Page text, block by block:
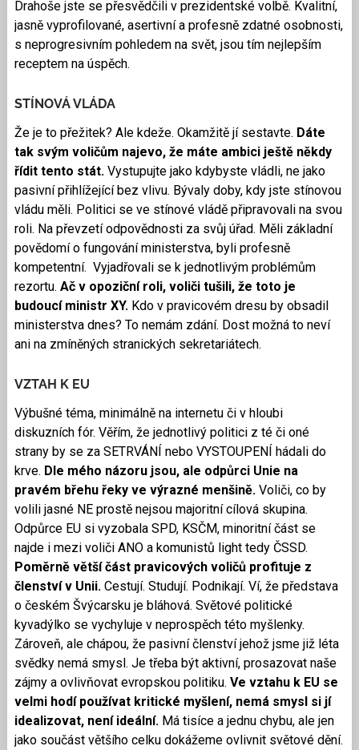
Drahoše jste se přesvědčili v prezidentské volbě. Kvalitní,
jasně vyprofilované, asertivní a profesně zdatné osobnosti,
s neprogresivním pohledem na svět, jsou tím nejlepším
receptem na úspěch.
STÍNOVÁ VLÁDA
Že je to přežitek? Ale kdeže. Okamžitě jí sestavte. Dáte
tak svým voličům najevo, že máte ambici ještě někdy
řídit tento stát. Vystupujte jako kdybyste vládli, ne jako
pasivní přihlížející bez vlivu. Bývaly doby, kdy jste stínovou
vládu měli. Politici se ve stínové vládě připravovali na svou
roli. Na převzetí odpovědnosti za svůj úřad. Měli základní
povědomí o fungování ministerstva, byli profesně
kompetentní. Vyjadřovali se k jednotlivým problémům
rezortu. Ač v opoziční roli, voliči tušili, že toto je
budoucí ministr XY. Kdo v pravicovém dresu by obsadil
ministerstva dnes? To nemám zdání. Dost možná to neví
ani na zmíněných stranických sekretariátech.
VZTAH K EU
Výbušné téma, minimálně na internetu či v hloubi
diskuzních fór. Věřím, že jednotlivý politici z té či oné
strany by se za SETRVÁNÍ nebo VYSTOUPENÍ hádali do
krve. Dle mého názoru jsou, ale odpůrci Unie na
pravém břehu řeky ve výrazné menšině. Voliči, co by
volili jasné NE prostě nejsou majoritní cílová skupina.
Odpůrce EU si vyzobala SPD, KSČM, minoritní část se
najde i mezi voliči ANO a komunistů light tedy ČSSD.
Poměrně větší část pravicových voličů profituje z
členství v Unii. Cestují. Studují. Podnikají. Ví, že představa
o českém Švýcarsku je bláhová. Světové politické
kyvadýlko se vychyluje v neprospěch této myšlenky.
Zároveň, ale chápou, že pasivní členství jehož jsme již léta
svědky nemá smysl. Je třeba být aktivní, prosazovat naše
zájmy a ovlivňovat evropskou politiku. Ve vztahu k EU se
velmi hodí používat kritické myšlení, nemá smysl si jí
idealizovat, není ideální. Má tisíce a jednu chybu, ale jen
jako součást většího celku dokážeme ovlivnit světové dění.